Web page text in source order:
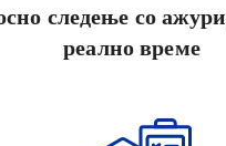
следење со
реално време